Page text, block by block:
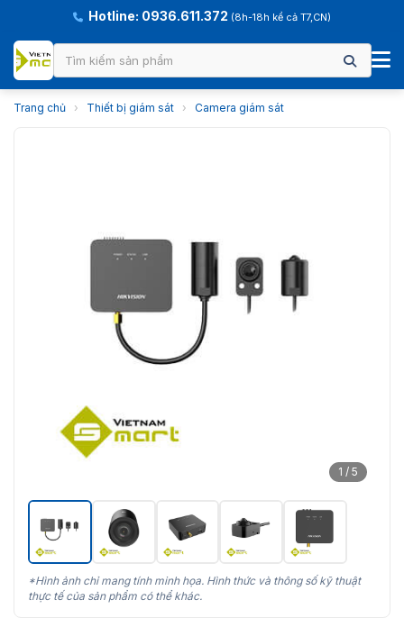
Hotline: 0936.611.372 (8h-18h kể cả T7,CN)
Trang chủ › Thiết bị giám sát › Camera giám sát
1 / 5
*Hình ảnh chỉ mang tính minh họa. Hình thức và thông số kỹ thuật
thực tế của sản phẩm có thể khác.